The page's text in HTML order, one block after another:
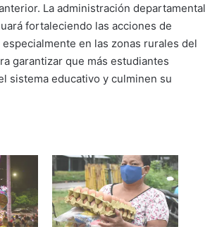
La administración departamental
fortaleciendo las acciones de
en las zonas rurales del
garantizar que más estudiantes
sistema educativo y culminen su